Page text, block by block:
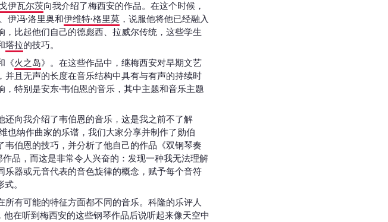
伊瓦尔茨向我介绍了梅西安的作品。在这个时候，
、伊冯·洛里奥和伊维特·格里莫 ，说服他将他已经融入
比起他们自己的德彪西、拉威尔传统，这些学生
塔拉的技巧。
《火之岛》。在这些作品中，继梅西安对早期文艺
且无声的长度在音乐结构中具有与有声的持续时
特别是安东·韦伯恩的音乐，其中主题和音乐主题
向我介绍了韦伯恩的音乐，这是我之前不了解
也纳作曲家的乐谱，我们大家分享并制作了勋伯
伯恩的技巧，并分析了他自己的作品《双钢琴奏
作品，而这是非常令人兴奋的：发现一种我无法理解
器或元音代表的音色旋律的概念，赋予每个音符
。
有可能的特征方面都不同的音乐。科隆的乐评人
在听到梅西安的这些钢琴作品后说听起来像天空中